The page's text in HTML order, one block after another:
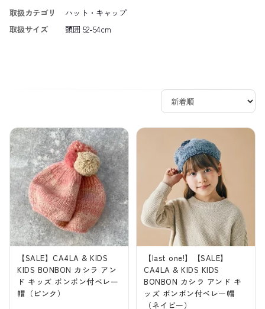
取扱カテゴリ
ハット・キャップ
取扱サイズ
頭囲 52-54cm
【SALE】CA4LA & KIDS
KIDS BONBON カシラ アン
ド キッズ ボンボン付ベレー
帽（ピンク）
【last one!】【SALE】
CA4LA & KIDS KIDS
BONBON カシラ アンド キ
ッズ ボンボン付ベレー帽
（ネイビー）